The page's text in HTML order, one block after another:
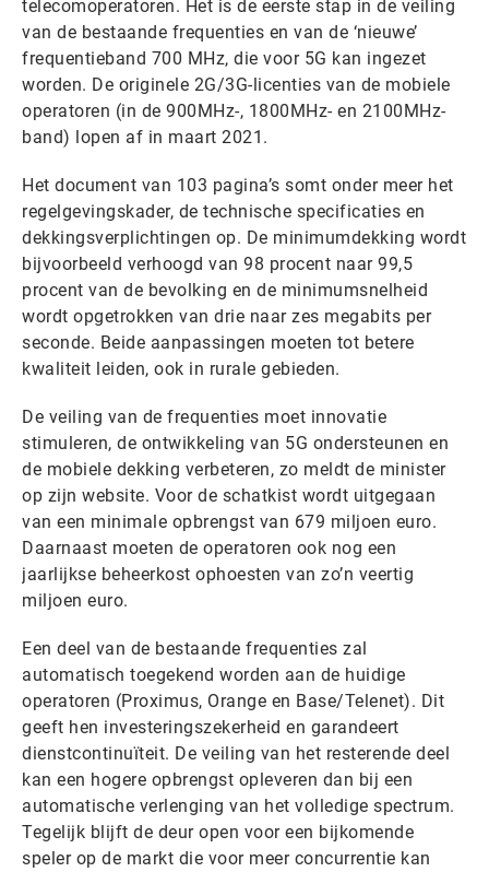
telecomoperatoren. Het is de eerste stap in de veiling
van de bestaande frequenties en van de ‘nieuwe’
frequentieband 700 MHz, die voor 5G kan ingezet
worden. De originele 2G/3G-licenties van de mobiele
operatoren (in de 900MHz-, 1800MHz- en 2100MHz-
band) lopen af in maart 2021.
Het document van 103 pagina’s somt onder meer het
regelgevingskader, de technische specificaties en
dekkingsverplichtingen op. De minimumdekking wordt
bijvoorbeeld verhoogd van 98 procent naar 99,5
procent van de bevolking en de minimumsnelheid
wordt opgetrokken van drie naar zes megabits per
seconde. Beide aanpassingen moeten tot betere
kwaliteit leiden, ook in rurale gebieden.
De veiling van de frequenties moet innovatie
stimuleren, de ontwikkeling van 5G ondersteunen en
de mobiele dekking verbeteren, zo meldt de minister
op zijn website. Voor de schatkist wordt uitgegaan
van een minimale opbrengst van 679 miljoen euro.
Daarnaast moeten de operatoren ook nog een
jaarlijkse beheerkost ophoesten van zo’n veertig
miljoen euro.
Een deel van de bestaande frequenties zal
automatisch toegekend worden aan de huidige
operatoren (Proximus, Orange en Base/Telenet). Dit
geeft hen investeringszekerheid en garandeert
dienstcontinuïteit. De veiling van het resterende deel
kan een hogere opbrengst opleveren dan bij een
automatische verlenging van het volledige spectrum.
Tegelijk blijft de deur open voor een bijkomende
speler op de markt die voor meer concurrentie kan